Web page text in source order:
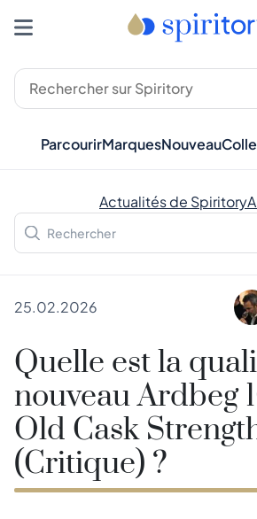
ParcourirMarquesNouveau
Actualités de Spiritory
25.02.2026
Quelle est la
nouveau Ardbeg
Old Cask
(Critique) ?